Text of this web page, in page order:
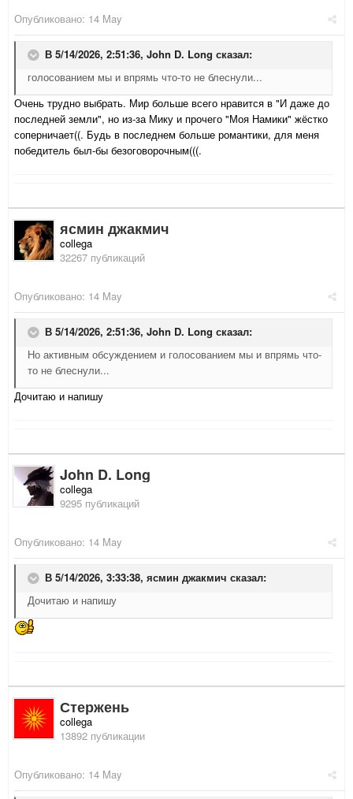
Опубликовано: 14 May
В 5/14/2026, 2:51:36, John D. Long сказал:
голосованием мы и впрямь что-то не блеснули...
Очень трудно выбрать. Мир больше всего нравится в "И даже до
последней земли", но из-за Мику и прочего "Моя Намики" жёстко
соперничает((. Будь в последнем больше романтики, для меня
победитель был-бы безоговорочным(((.
ясмин джакмич
collega
32267 публикаций
Опубликовано: 14 May
В 5/14/2026, 2:51:36, John D. Long сказал:
Но активным обсуждением и голосованием мы и впрямь что-
то не блеснули...
Дочитаю и напишу
John D. Long
collega
9295 публикаций
Опубликовано: 14 May
В 5/14/2026, 3:33:38, ясмин джакмич сказал:
Дочитаю и напишу
Стержень
collega
13892 публикации
Опубликовано: 14 May